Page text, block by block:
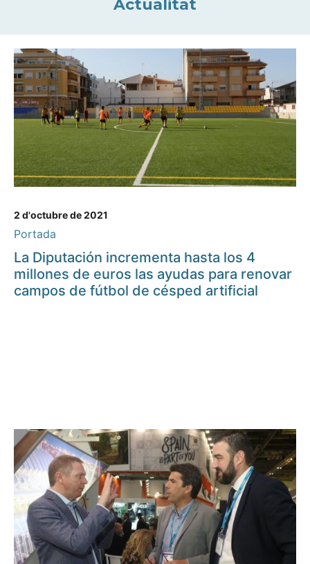
Actualitat
2 d'octubre de 2021
Portada
La Diputación incrementa hasta los 4
millones de euros las ayudas para renovar
campos de fútbol de césped artificial